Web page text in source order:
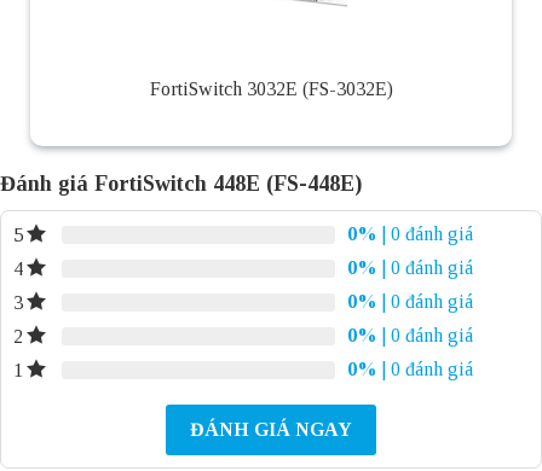
FortiSwitch 3032E (FS-3032E)
Đánh giá FortiSwitch 448E (FS-448E)
5 0%
| 0 đánh giá
4
0%
| 0 đánh giá
3
0%
| 0 đánh giá
2
0%
| 0 đánh giá
1
0% | 0 đánh giá
ĐÁNH GIÁ NGAY